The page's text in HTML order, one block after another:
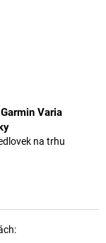
Varia
na trhu